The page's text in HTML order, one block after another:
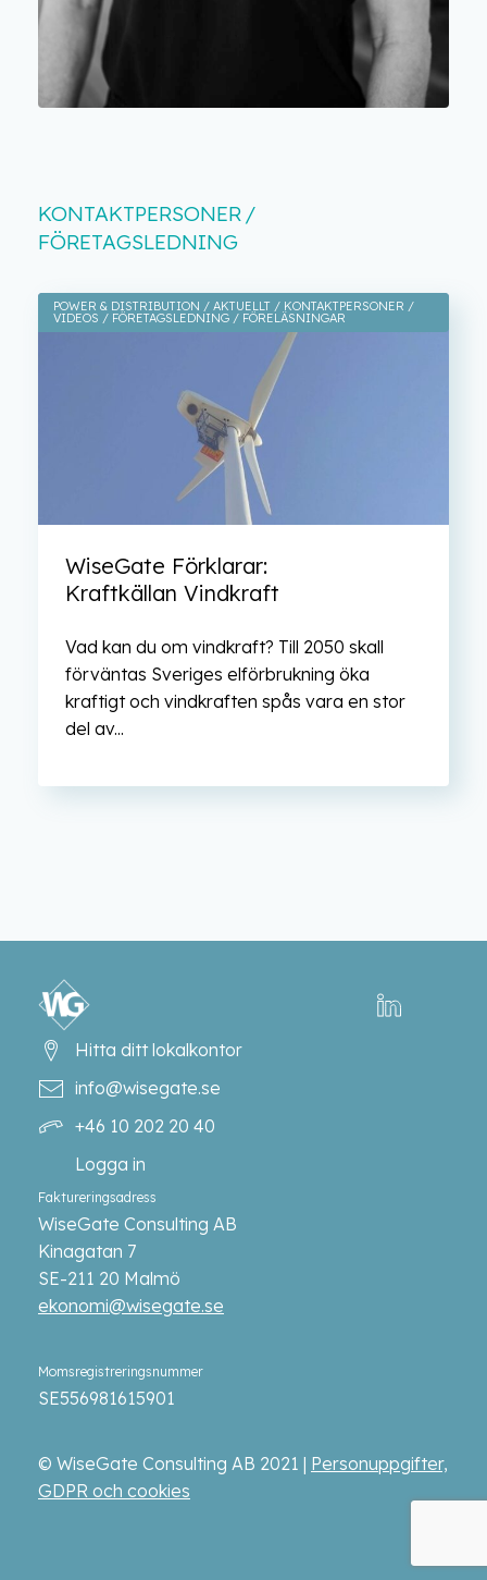
KONTAKTPERSONER
FÖRETAGSLEDNING
POWER & DISTRIBUTION AKTUELLT KONTAKTPERSONER
VIDEOS FÖRETAGSLEDNING FÖRELÄSNINGAR
WiseGate Förklarar:
Kraftkällan Vindkraft
Vad kan du om vindkraft? Till 2050 skall
förväntas Sveriges elförbrukning öka
kraftigt och vindkraften spås vara en stor
del av...
Hitta ditt lokalkontor
info@wisegate.se
+46 10 202 20 40
Logga in
Faktureringsadress
WiseGate Consulting AB
Kinagatan 7
SE-211 20 Malmö
ekonomi@wisegate.se
Momsregistreringsnummer
SE556981615901
© WiseGate Consulting AB 2021 | Personuppgifter,
GDPR och cookies